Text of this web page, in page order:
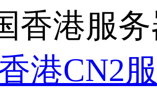
香港服
港CN2